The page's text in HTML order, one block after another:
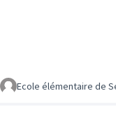
Ecole élémentaire de